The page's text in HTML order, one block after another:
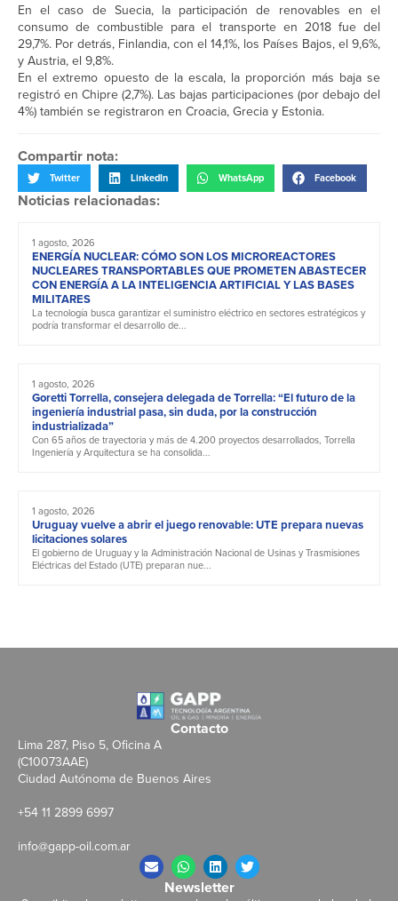
En el caso de Suecia, la participación de renovables en el
consumo de combustible para el transporte en 2018 fue del
29,7%. Por detrás, Finlandia, con el 14,1%, los Países Bajos, el 9,6%,
y Austria, el 9,8%.
En el extremo opuesto de la escala, la proporción más baja se
registró en Chipre (2,7%). Las bajas participaciones (por debajo del
4%) también se registraron en Croacia, Grecia y Estonia.
Compartir nota:
Twitter LinkedIn WhatsApp Facebook
Noticias relacionadas:
1 agosto, 2026
ENERGÍA NUCLEAR: CÓMO SON LOS MICROREACTORES
NUCLEARES TRANSPORTABLES QUE PROMETEN ABASTECER
CON ENERGÍA A LA INTELIGENCIA ARTIFICIAL Y LAS BASES
MILITARES
La tecnología busca garantizar el suministro eléctrico en sectores estratégicos y
podría transformar el desarrollo de...
1 agosto, 2026
Goretti Torrella, consejera delegada de Torrella: “El futuro de la
ingeniería industrial pasa, sin duda, por la construcción
industrializada”
Con 65 años de trayectoria y más de 4.200 proyectos desarrollados, Torrella
Ingeniería y Arquitectura se ha consolida...
1 agosto, 2026
Uruguay vuelve a abrir el juego renovable: UTE prepara nuevas
licitaciones solares
El gobierno de Uruguay y la Administración Nacional de Usinas y Trasmisiones
Eléctricas del Estado (UTE) preparan nue...
Contacto
Lima 287, Piso 5, Oficina A
(C10073AAE)
Ciudad Autónoma de Buenos Aires
+54 11 2899 6997
info@gapp-oil.com.ar
Newsletter